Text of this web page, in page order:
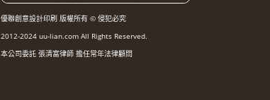
優聯創意設計印刷 版權所有 © 侵犯必究
2012-2024 uu-lian.com All Rights Reserved.
本公司委託 張清富律師 擔任常年法律顧問